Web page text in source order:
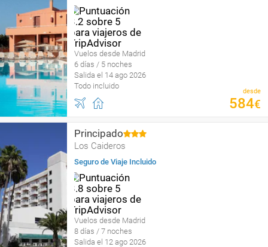
Vuelos desde Madrid
6 días / 5 noches
Salida el 14 ago 2026
Todo incluido
desde
584€
Principado
Los Caideros
Seguro de Viaje Incluido
Vuelos desde Madrid
8 días / 7 noches
Salida el 12 ago 2026